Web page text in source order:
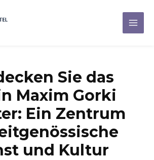
Main
Sie das
Maxim Gorki
Ein Zentrum
und Kultur